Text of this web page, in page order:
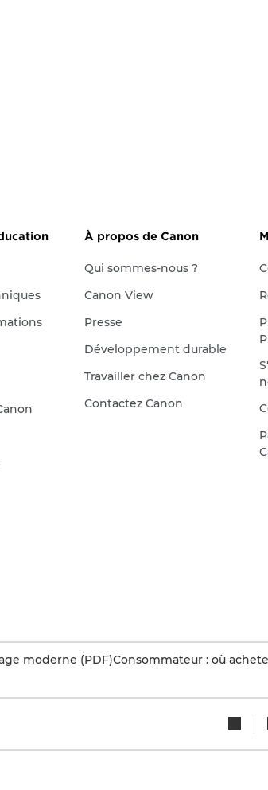
À propos de Canon
Qui sommes-nous ?
Canon View
Presse
Développement durable
Travailler chez Canon
Contactez Canon
moderne (PDF)Consommateur : où